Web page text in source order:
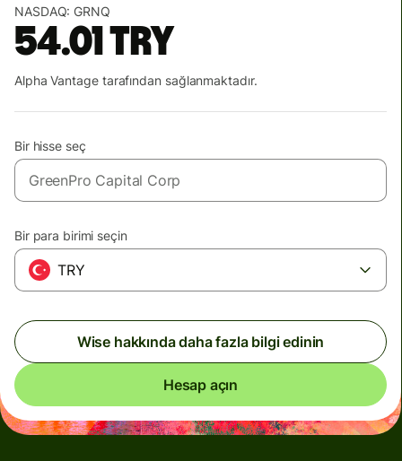
NASDAQ:GRNQ
54.01 TRY
Alpha Vantage tarafından sağlanmaktadır.
Bir hisse seç
Bir para birimi seçin
TRY
Wise hakkında daha fazla bilgi edinin
Hesap açın